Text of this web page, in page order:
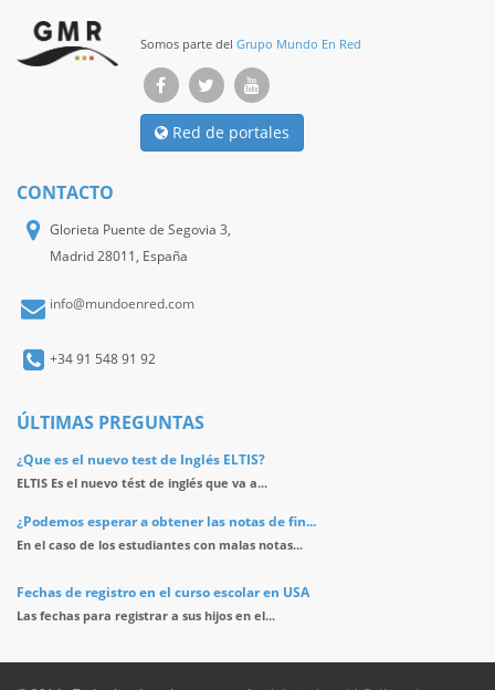
Somos parte del Grupo Mundo En Red
Red de portales
CONTACTO
Glorieta Puente de Segovia 3,
Madrid 28011, España
info@mundoenred.com
+34 91 548 91 92
ÚLTIMAS PREGUNTAS
¿Que es el nuevo test de Inglés ELTIS?
ELTIS Es el nuevo tést de inglés que va a...
¿Podemos esperar a obtener las notas de fin...
En el caso de los estudiantes con malas notas...
Fechas de registro en el curso escolar en USA
Las fechas para registrar a sus hijos en el...